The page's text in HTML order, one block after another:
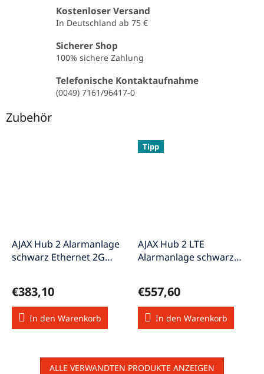
Kostenloser Versand
In Deutschland ab 75 €
Sicherer Shop
100% sichere Zahlung
Telefonische Kontaktaufnahme
(0049) 7161/96417-0
Zubehör
AJAX Hub 2 Alarmanlage
schwarz Ethernet 2G
€383,10
In den Warenkorb
Tipp
AJAX Hub 2 LTE
Alarmanlage schwarz
€557,60
In den Warenkorb
ALLE VERWANDTEN PRODUKTE ANZEIGEN